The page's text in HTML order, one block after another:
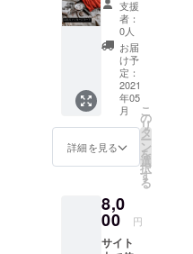
しま
す。
オー
ナー直
筆のお
礼状で
す。
Coeur'a
sオリジ
ナル
メッ
セージ
カード
せてい
ただき
ます。
※郵送先
支援
者：
0人
お届
け予
定：
2021
年05
月
詳細を見る
こ
の
リ
タ
ー
ン
を
選
択
す
る
8,0
00 円
サイト